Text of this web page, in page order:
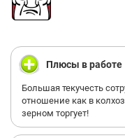
Плюсы в работе
Большая текучесть
отношение как в
зерном торгует!